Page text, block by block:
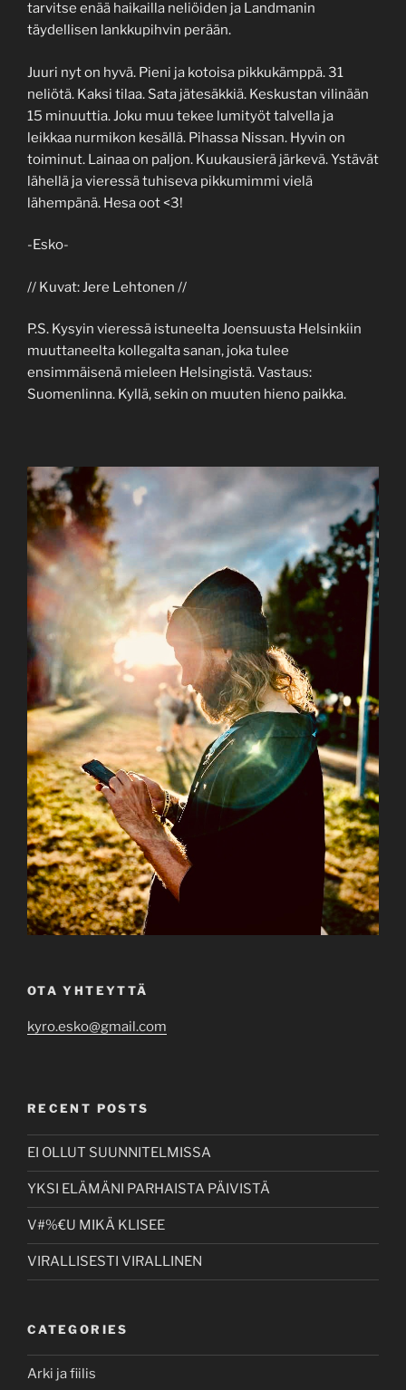
tarvitse enää haikailla neliöiden ja Landmanin
täydellisen lankkupihvin perään.
Juuri nyt on hyvä. Pieni ja kotoisa pikkukämppä. 31
neliötä. Kaksi tilaa. Sata jätesäkkiä. Keskustan vilinään
15 minuuttia. Joku muu tekee lumityöt talvella ja
leikkaa nurmikon kesällä. Pihassa Nissan. Hyvin on
toiminut. Lainaa on paljon. Kuukausierä järkevä. Ystävät
lähellä ja vieressä tuhiseva pikkumimmi vielä
lähempänä. Hesa oot <3!
-Esko-
// Kuvat: Jere Lehtonen //
P.S. Kysyin vieressä istuneelta Joensuusta Helsinkiin
muuttaneelta kollegalta sanan, joka tulee
ensimmäisenä mieleen Helsingistä. Vastaus:
Suomenlinna. Kyllä, sekin on muuten hieno paikka.
OTA YHTEYTTÄ
kyro.esko@gmail.com
RECENT POSTS
EI OLLUT SUUNNITELMISSA
YKSI ELÄMÄNI PARHAISTA PÄIVISTÄ
V#%€U MIKÄ KLISEE
VIRALLISESTI VIRALLINEN
CATEGORIES
Arki ja fiilis